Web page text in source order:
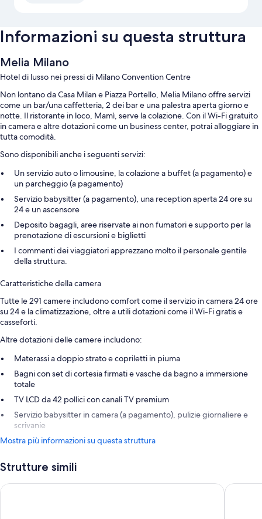
Informazioni su questa struttura
Melia Milano
Hotel di lusso nei pressi di Milano Convention Centre
Non lontano da Casa Milan e Piazza Portello, Melia Milano offre servizi
come un bar/una caffetteria, 2 dei bar e una palestra aperta giorno e
notte. Il ristorante in loco, Mamì, serve la colazione. Con il Wi-Fi gratuito
in camera e altre dotazioni come un business center, potrai alloggiare in
tutta comodità.
Sono disponibili anche i seguenti servizi:
Un servizio auto o limousine, la colazione a buffet (a pagamento) e
un parcheggio (a pagamento)
Servizio babysitter (a pagamento), una reception aperta 24 ore su
24 e un ascensore
Deposito bagagli, aree riservate ai non fumatori e supporto per la
prenotazione di escursioni e biglietti
I commenti dei viaggiatori apprezzano molto il personale gentile
della struttura.
Caratteristiche della camera
Tutte le 291 camere includono comfort come il servizio in camera 24 ore
su 24 e la climatizzazione, oltre a utili dotazioni come il Wi-Fi gratis e
casseforti.
Altre dotazioni delle camere includono:
Materassi a doppio strato e copriletti in piuma
Bagni con set di cortesia firmati e vasche da bagno a immersione
totale
TV LCD da 42 pollici con canali TV premium
Servizio babysitter in camera (a pagamento), pulizie giornaliere e
scrivanie
Mostra più informazioni su questa struttura
Strutture simili
Sheraton Milan San Siro Grand